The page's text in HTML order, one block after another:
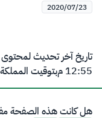
2020/07/23
تاريخ آخر تحديث
12:55 م
بتوقيت
هل كانت هذه الصفحة